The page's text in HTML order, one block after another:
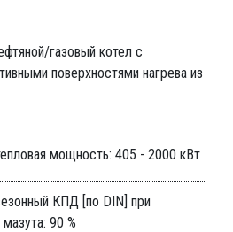
газовый котел с
поверхностями нагрева из
мощность: 405 - 2000 кВт
КПД [по DIN] при
90 %